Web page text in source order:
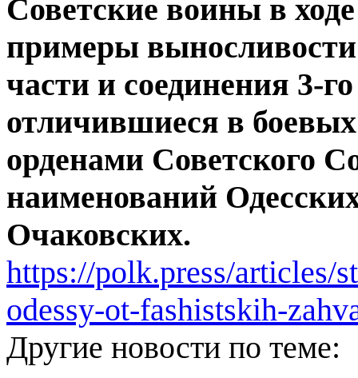
Советские воины в
примеры
части и соединения 3-
отличившиеся в
орденами Советского
наименований
Очаковских.
https://polk.press/articles/
odessy-ot-fashistskih-
Другие новости по теме: